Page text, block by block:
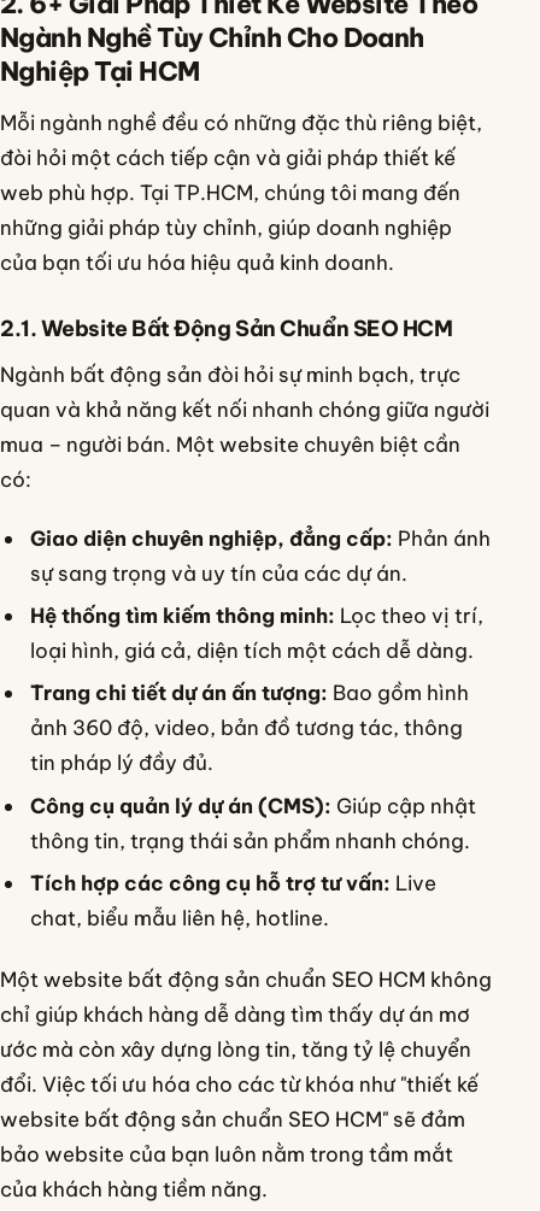
Ngành Nghề Tùy Chỉnh Cho Doanh
Nghiệp Tại HCM
Mỗi ngành nghề đều có những đặc thù riêng biệt,
đòi hỏi một cách tiếp cận và giải pháp thiết kế
web phù hợp. Tại TP.HCM, chúng tôi mang đến
những giải pháp tùy chỉnh, giúp doanh nghiệp
của bạn tối ưu hóa hiệu quả kinh doanh.
2.1. Website Bất Động Sản Chuẩn SEO HCM
Ngành bất động sản đòi hỏi sự minh bạch, trực
quan và khả năng kết nối nhanh chóng giữa người
mua – người bán. Một website chuyên biệt cần
có:
Giao diện chuyên nghiệp, đẳng cấp: Phản ánh
sự sang trọng và uy tín của các dự án.
Hệ thống tìm kiếm thông minh: Lọc theo vị trí,
loại hình, giá cả, diện tích một cách dễ dàng.
Trang chi tiết dự án ấn tượng: Bao gồm hình
ảnh 360 độ, video, bản đồ tương tác, thông
tin pháp lý đầy đủ.
Công cụ quản lý dự án (CMS): Giúp cập nhật
thông tin, trạng thái sản phẩm nhanh chóng.
Tích hợp các công cụ hỗ trợ tư vấn: Live
chat, biểu mẫu liên hệ, hotline.
Một website bất động sản chuẩn SEO HCM không
chỉ giúp khách hàng dễ dàng tìm thấy dự án mơ
ước mà còn xây dựng lòng tin, tăng tỷ lệ chuyển
đổi. Việc tối ưu hóa cho các từ khóa như "thiết kế
website bất động sản chuẩn SEO HCM" sẽ đảm
bảo website của bạn luôn nằm trong tầm mắt
của khách hàng tiềm năng.